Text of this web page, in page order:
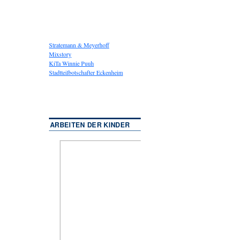
Stratemann & Meyerhoff
Mixstory
KiTa Winnie Puuh
Stadtteilbotschafter Eckenheim
ARBEITEN DER KINDER